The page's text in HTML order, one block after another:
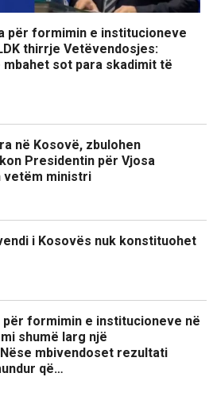
për formimin e institucioneve
thirrje Vetëvendosjes:
sot para skadimit të
në Kosovë, zbulohen
Presidentin për Vjosa
vetëm ministri
i Kosovës nuk konstituohet
formimin e institucioneve në
shumë larg një
mbivendoset rezultati
që…